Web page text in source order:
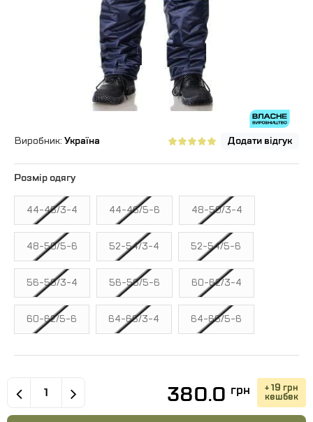
Додати відгук
Виробник: Україна
Розмір одягу
44-46/3-4 44-46/5-6 48-50/3-4
48-50/5-6 52-54/3-4 52-54/5-6
56-58/3-4 56-58/5-6 60-62/3-4
60-62/5-6 64-66/3-4 64-66/5-6
380.0 грн + 19 грн
кешбек